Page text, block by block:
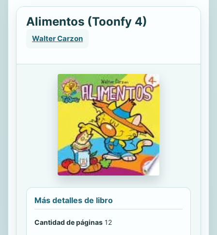
Alimentos (Toonfy 4)
Walter Carzon
Más detalles de libro
Cantidad de páginas 12